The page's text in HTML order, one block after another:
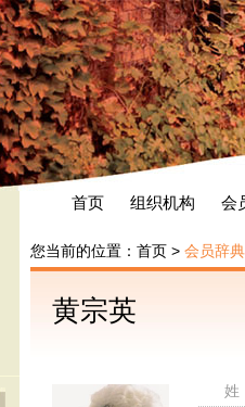
首页 组织机构 会
您当前的位置： 首页 > 会员辞典
黄宗英